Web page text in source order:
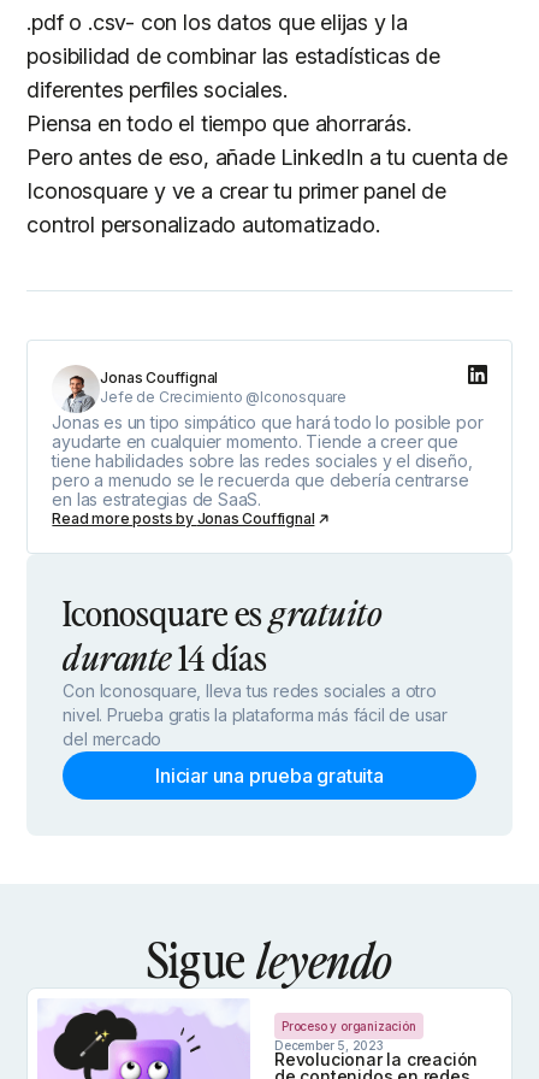
.pdf o .csv- con los datos que elijas y la
posibilidad de combinar las estadísticas de
diferentes perfiles sociales.
Piensa en todo el tiempo que ahorrarás.
Pero antes de eso, añade LinkedIn a tu cuenta de
Iconosquare y ve a crear tu primer panel de
control personalizado automatizado.
Jonas Couffignal
Jefe de Crecimiento @Iconosquare
Jonas es un tipo simpático que hará todo lo posible por
ayudarte en cualquier momento. Tiende a creer que
tiene habilidades sobre las redes sociales y el diseño,
pero a menudo se le recuerda que debería centrarse
en las estrategias de SaaS.
Read more posts by Jonas Couffignal
Iconosquare esgratuito
durante14 días
Con Iconosquare, lleva tus redes sociales a otro
nivel. Prueba gratis la plataforma más fácil de usar
del mercado
Iniciar una prueba gratuita
Sigueleyendo
Proceso y organización
December 5, 2023
Revolucionar la creación